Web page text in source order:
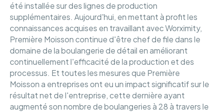
été installée sur des lignes de production
supplémentaires. Aujourd'hui, en mettant à profit les
connaissances acquises en travaillant avec Worximity,
Première Moisson continue d'être chef de file dans le
domaine de la boulangerie de détail en améliorant
continuellement l'efficacité de la production et des
processus. Et toutes les mesures que Première
Moisson a entreprises ont eu un impact significatif sur le
résultat net de l'entreprise, cette dernière ayant
augmenté son nombre de boulangeries à 28 à travers le